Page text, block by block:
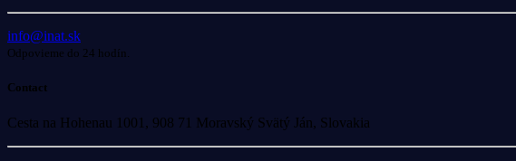
info@inat.sk
Odpovieme do 24 hodín.
Contact
Cesta na Hohenau 1001, 908 71 Moravský Svätý Ján, Slovakia